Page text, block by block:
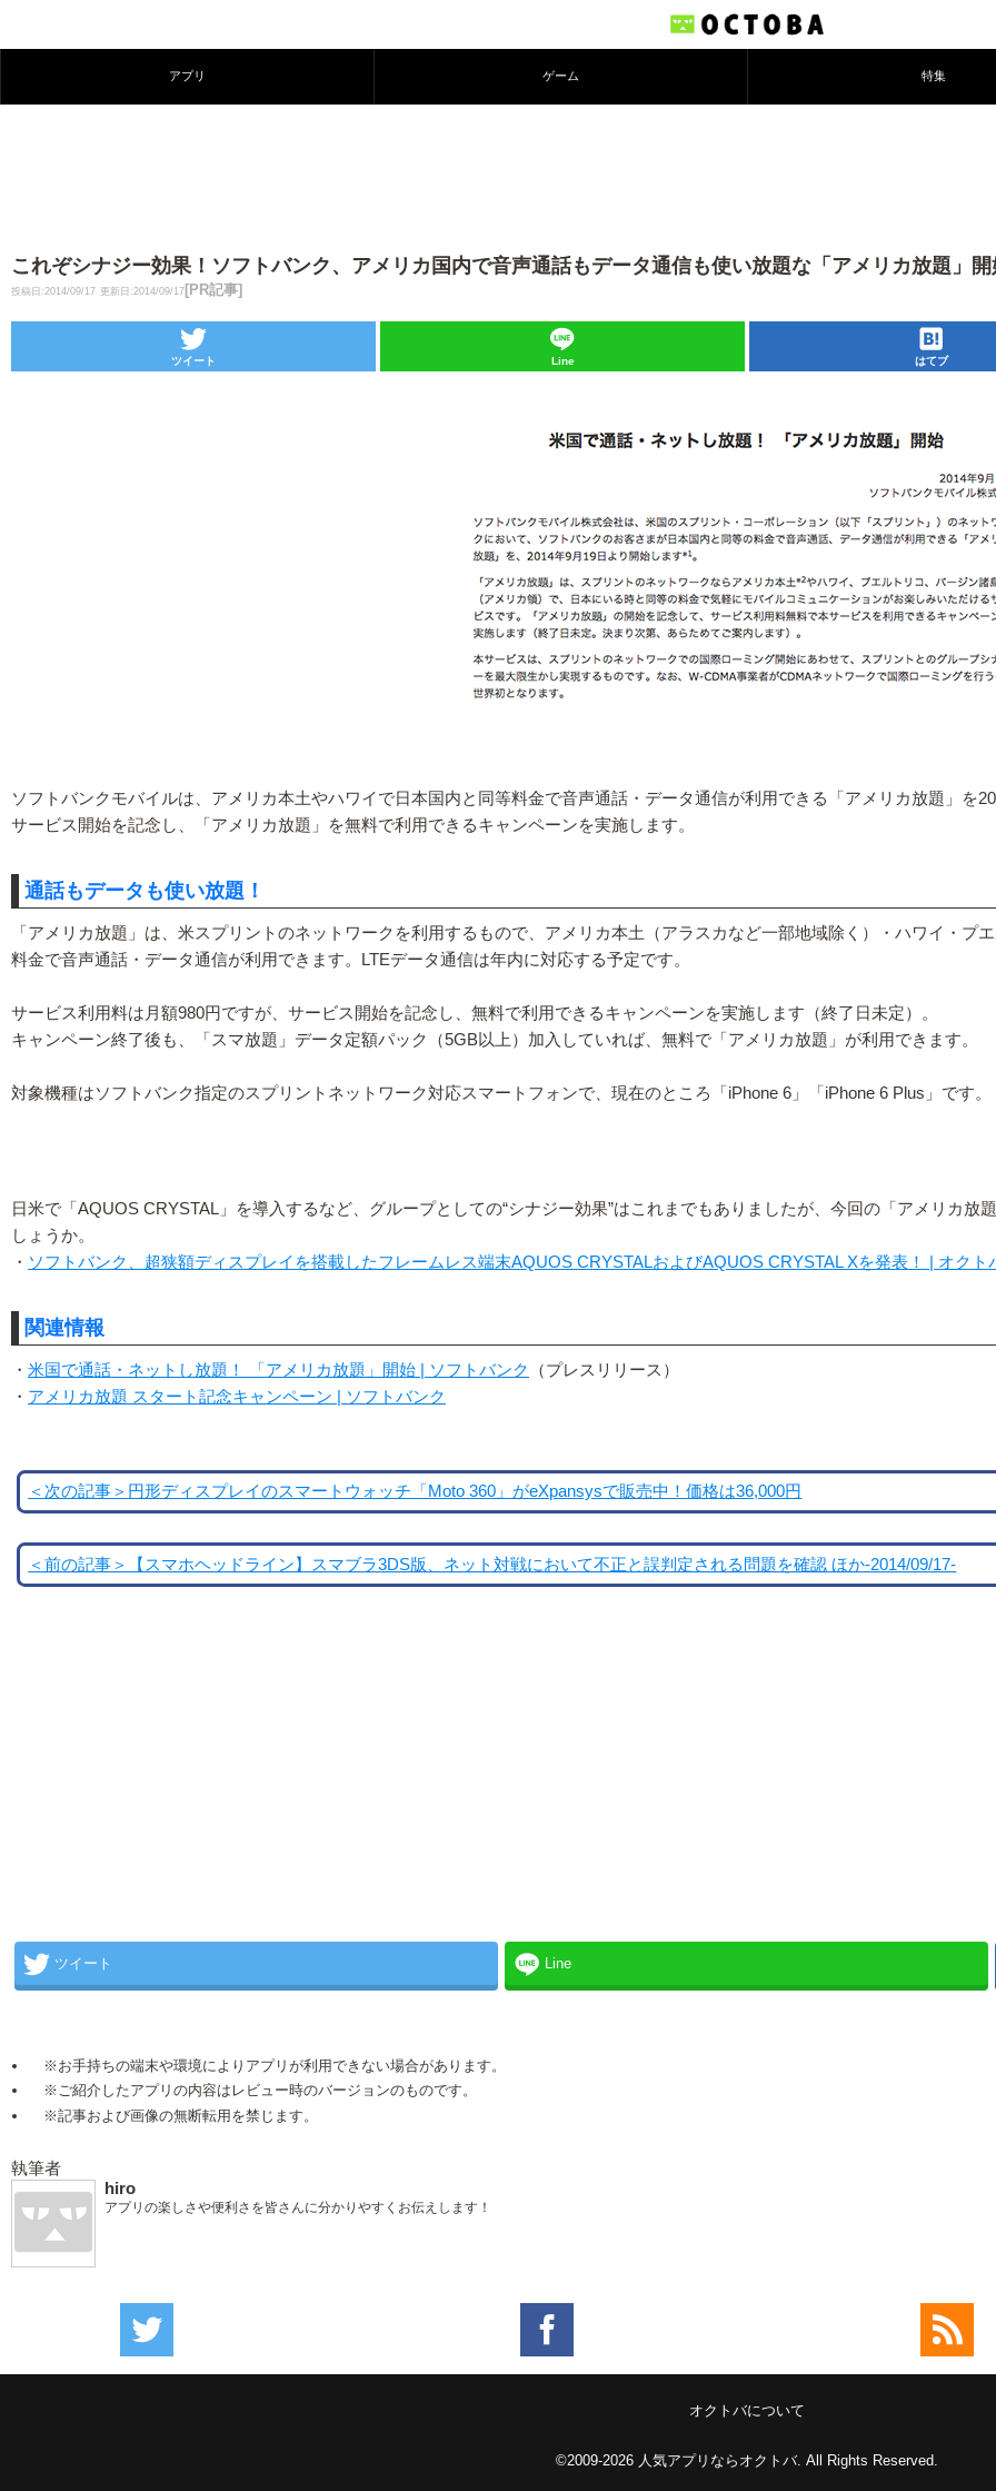
アプリ ゲーム 特集
これぞシナジー効果！ソフトバンク、アメリカ国内で音声通話もデータ通信も使い放題な「アメリカ放題」
投稿日:2014/09/17 更新日:2014/09/17 [PR記事]
ツイート Line はてブ
ソフトバンクモバイルは、アメリカ本土やハワイで日本国内と同等料金で音声通話・データ通信が利用できる「アメリカ放題」を
サービス開始を記念し、「アメリカ放題」を無料で利用できるキャンペーンを実施します。
通話もデータも使い放題！
「アメリカ放題」は、米スプリントのネットワークを利用するもので、アメリカ本土（アラスカなど一部地域除く）・ハワイ・
料金で音声通話・データ通信が利用できます。LTEデータ通信は年内に対応する予定です。
サービス利用料は月額980円ですが、サービス開始を記念し、無料で利用できるキャンペーンを実施します（終了日未定）。
キャンペーン終了後も、「スマ放題」データ定額パック（5GB以上）加入していれば、無料で「アメリカ放題」が利用できます。
対象機種はソフトバンク指定のスプリントネットワーク対応スマートフォンで、現在のところ「iPhone 6」「iPhone 6 Plus」です。
日米で「AQUOS CRYSTAL」を導入するなど、グループとしての“シナジー効果”はこれまでもありましたが、今回の「アメリカ
しょうか。
・ ソフトバンク、超狭額ディスプレイを搭載したフレームレス端末AQUOS CRYSTALおよびAQUOS CRYSTAL Xを発表！ | オクト
関連情報
・ 米国で通話・ネットし放題！ 「アメリカ放題」開始 | ソフトバンク
（プレスリリース）
・ アメリカ放題 スタート記念キャンペーン | ソフトバンク
＜次の記事＞円形ディスプレイのスマートウォッチ「Moto 360」がeXpansysで販売中！価格は36,000円
＜前の記事＞【スマホヘッドライン】スマブラ3DS版、ネット対戦において不正と誤判定される問題を確認 ほか-2014/09/17-
ツイート Line
※お手持ちの端末や環境によりアプリが利用できない場合があります。
※ご紹介したアプリの内容はレビュー時のバージョンのものです。
※記事および画像の無断転用を禁じます。
執筆者
hiro
アプリの楽しさや便利さを皆さんに分かりやすくお伝えします！
オクトバについて
©2009-2026 人気アプリならオクトバ. All Rights Reserved.